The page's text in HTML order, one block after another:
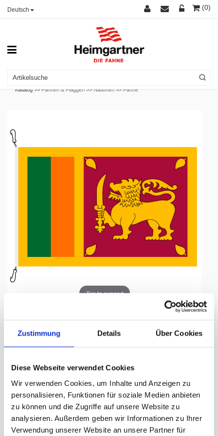
Zustimmung Details Über Cookies
Diese Webseite verwendet Cookies
Wir verwenden Cookies, um Inhalte und Anzeigen zu
personalisieren, Funktionen für soziale Medien anbieten
zu können und die Zugriffe auf unsere Website zu
analysieren. Außerdem geben wir Informationen zu Ihrer
Verwendung unserer Website an unsere Partner für
Deutsch (0)
Katalog >>Fahnen & Flaggen >>Nationen >>Fahne
Tap to expand
Sri Lanka, 200 x 300 cm
Lieferzeit Tage:ca. 5-7 Arbeitstage
318.00 CHF